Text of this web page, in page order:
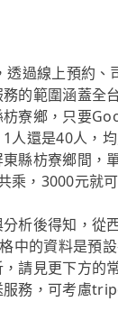
過線上預約、
的範圍涵蓋全
寮鄉，只要
人還是40人，
縣枋寮鄉間，
，3000元就
析後得知，從
中的資料是預
請見更下方的
務，可考慮